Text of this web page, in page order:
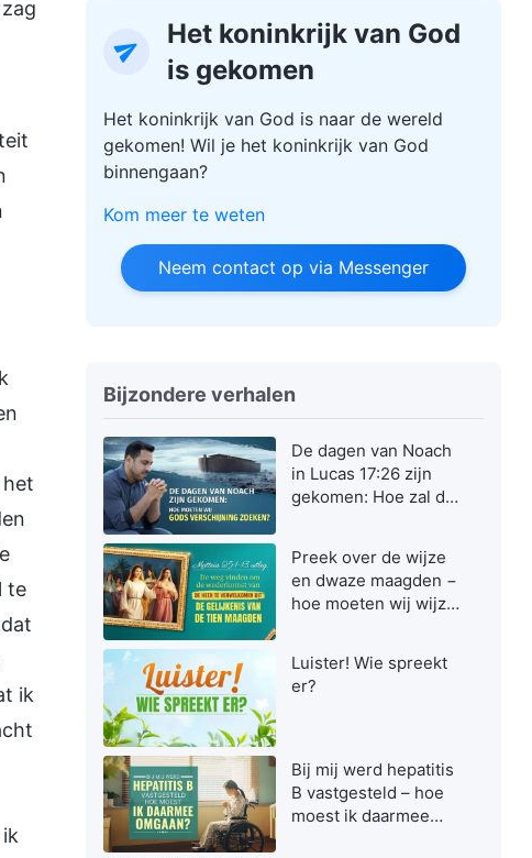
te
ik
Het koninkrijk van God
is gekomen
Het koninkrijk van God is naar de wereld
gekomen! Wil je het koninkrijk van God
binnengaan?
Kom meer te weten
Neem contact op via Messenger
Bijzondere verhalen
De dagen van Noach
in Lucas 17:26 zijn
gekomen: Hoe zal de
werken?
Preek over de wijze
en dwaze maagden −
hoe moeten wij wijze
Heer
Luister! Wie spreekt
er?
Bij mij werd hepatitis
B vastgesteld – hoe
moest ik daarmee